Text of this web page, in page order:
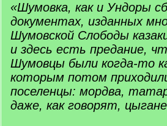
«Шумовка, как и Ундоры
документах, изданных
Шумовской Слободы
и здесь есть предание,
Шумовцы были когда-то
которым потом
поселенцы: мордва,
даже, как говорят,